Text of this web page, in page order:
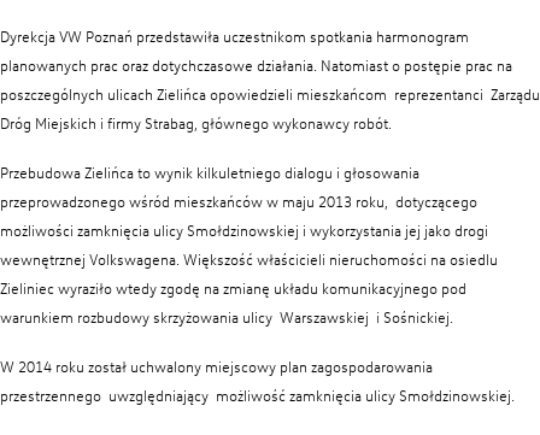
Zwiedzanie Zakładów
Dyrekcja VW Poznań przedstawiła uczestnikom spotkania harmonogram
planowanych prac oraz dotychczasowe działania. Natomiast o postępie prac na
poszczególnych ulicach Zielińca opowiedzieli mieszkańcom reprezentanci Zarządu
Dróg Miejskich i firmy Strabag, głównego wykonawcy robót.
Przebudowa Zielińca to wynik kilkuletniego dialogu i głosowania
przeprowadzonego wśród mieszkańców w maju 2013 roku, dotyczącego
możliwości zamknięcia ulicy Smołdzinowskiej i wykorzystania jej jako drogi
wewnętrznej Volkswagena. Większość właścicieli nieruchomości na osiedlu
Zieliniec wyraziło wtedy zgodę na zmianę układu komunikacyjnego pod
warunkiem rozbudowy skrzyżowania ulicy Warszawskiej i Sośnickiej.
W 2014 roku został uchwalony miejscowy plan zagospodarowania
przestrzennego uwzględniający możliwość zamknięcia ulicy Smołdzinowskiej.